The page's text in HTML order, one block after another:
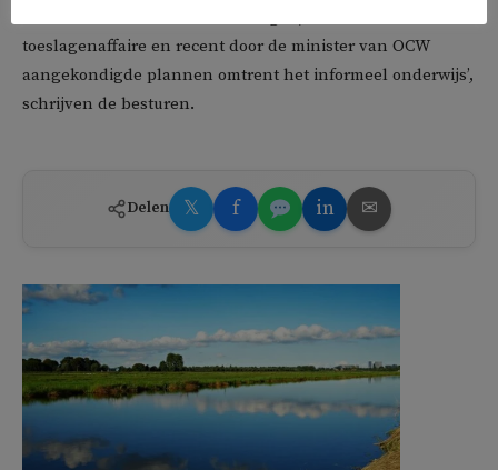
toeslagenaffaire en recent door de minister van OCW
aangekondigde plannen omtrent het informeel onderwijs’,
schrijven de besturen.
Delen 𝕏 f in ✉